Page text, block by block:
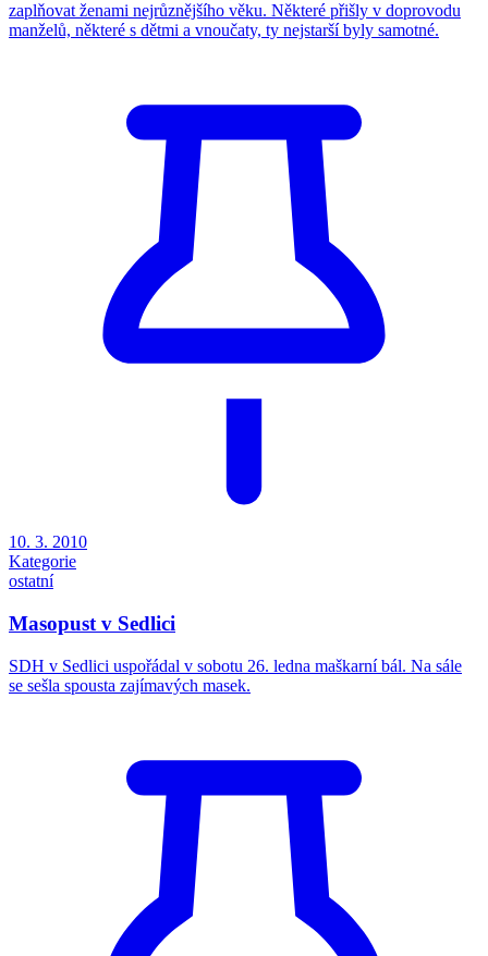
zaplňovat ženami nejrůznějšího věku. Některé přišly v doprovodu
manželů, některé s dětmi a vnoučaty, ty nejstarší byly samotné.
10. 3. 2010
Kategorie
ostatní
Masopust v Sedlici
SDH v Sedlici uspořádal v sobotu 26. ledna maškarní bál. Na sále
se sešla spousta zajímavých masek.